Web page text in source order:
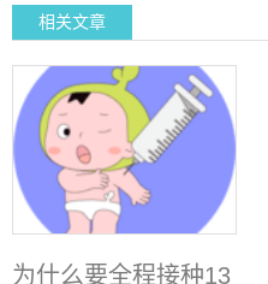
相关文章
为什么要全程接种13